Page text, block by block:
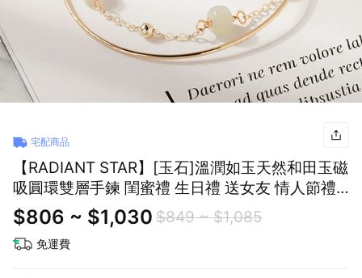
宅配商品
【RADIANT STAR】[玉石]溫潤如玉天然和田玉磁
吸圓環雙層手鍊 閨蜜禮 生日禮 送女友 情人節禮
物
$806 ~ $1,030 $849 ~ $1,085
免運費